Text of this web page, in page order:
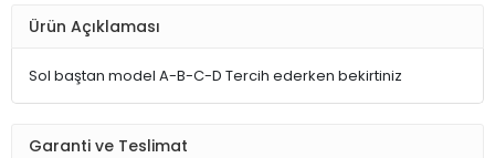
Ürün Açıklaması
Sol baştan model A-B-C-D Tercih ederken bekirtiniz
Garanti ve Teslimat